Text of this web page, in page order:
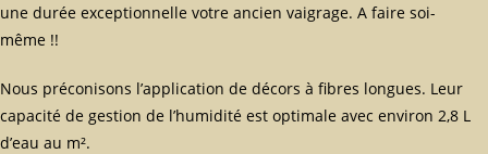
une durée exceptionnelle votre ancien vaigrage. A faire soi-
même !!
Nous préconisons l’application de décors à fibres longues. Leur
capacité de gestion de l’humidité est optimale avec environ 2,8 L
d’eau au m².